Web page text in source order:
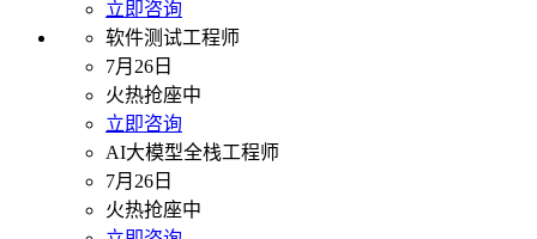
立即咨询
软件测试工程师
7月26日
火热抢座中
立即咨询
AI大模型全栈工程师
7月26日
火热抢座中